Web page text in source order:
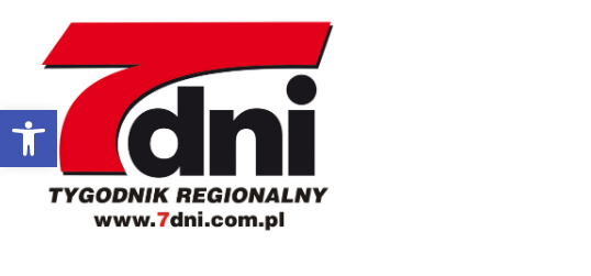
Otwórz pasek narzędzi